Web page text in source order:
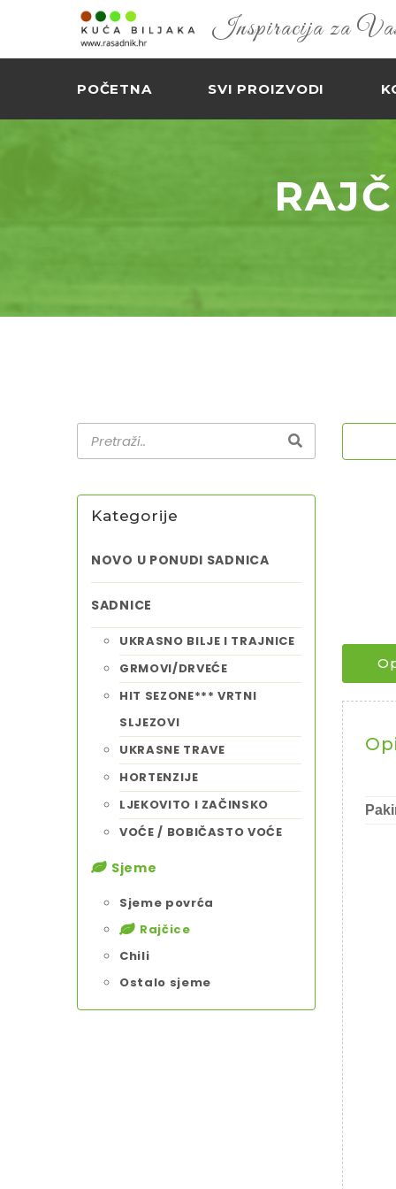
Inspiracija za
POČETNA SVI PROIZVODI
Kategorije
NOVO U PONUDI SADNICA
SADNICE
UKRASNO BILJE I TRAJNICE
GRMOVI/DRVEĆE
HIT SEZONE*** VRTNI
SLJEZOVI
UKRASNE TRAVE
HORTENZIJE
LJEKOVITO I ZAČINSKO
VOĆE / BOBIČASTO VOĆE
Sjeme
Sjeme povrća
Rajčice
Chili
Ostalo sjeme